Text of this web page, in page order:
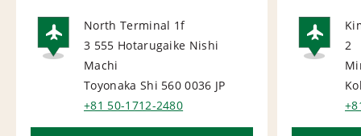
AIRPORT
North Terminal 1f
3 555 Hotarugaike Nishi
Machi
Toyonaka Shi 560 0036 JP
+81 50-1712-2480
2